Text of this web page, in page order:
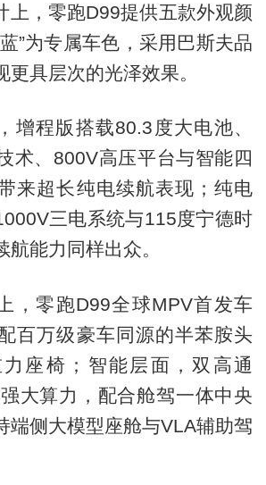
上，零跑D99提供五款外观颜
”为专属车色，采用巴斯夫品
更具层次的光泽效果。
增程版搭载80.3度大电池、
术、800V高压平台与智能四
来超长纯电续航表现；纯电
三电系统与115度宁德时
能力同样出众。
，零跑D99全球MPV首发车
百万级豪车同源的半苯胺头
座椅；智能层面，双高通
大算力，配合舱驾一体中央
端侧大模型座舱与VLA辅助驾